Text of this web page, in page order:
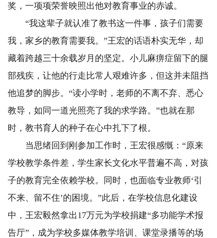
奖，一项项荣誉映照出他对教育事业的赤诚。
“我这辈子就认准了教书这一件事，孩子们需要
我，家乡的教育需要我。”王宏的话语朴实无华，却
藏着跨越三十余载岁月的坚定。小儿麻痹症留下的腿
部残疾，让他的行走比常人艰难许多，但这并未阻挡
他追梦的脚步。“读小学时，老师的不离不弃、悉心
教导，如同一道光照亮了我的求学路。”也就在那
时，教书育人的种子在心中扎下了根。
当思绪回到刚参加工作时，王宏很感慨：“原来
学校教学条件差，学生家长文化水平普遍不高，对孩
子的教育完全依赖学校。同时，也面临专业教师‘引
不来、留不住’的困境。”此后，在学校信息化建设
中，王宏毅然拿出17万元为学校捐建“多功能学术报
告厅”，成为学校多媒体教学培训、课堂录播等的场